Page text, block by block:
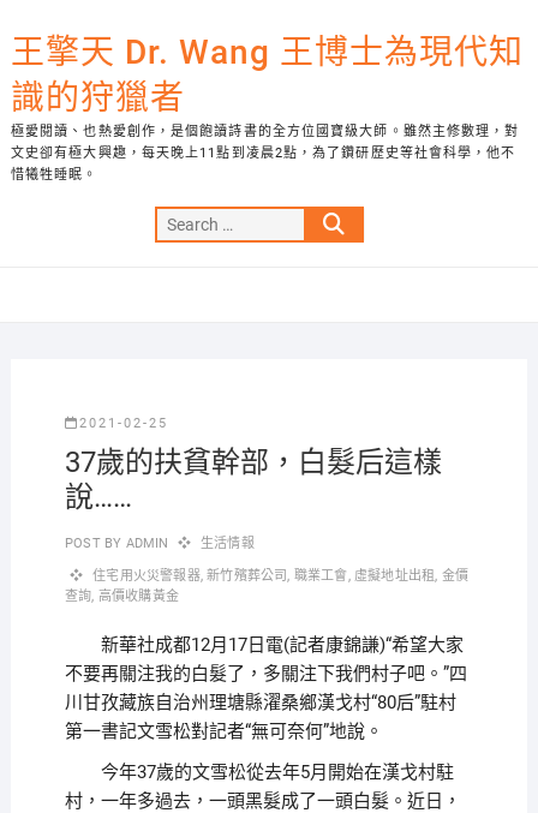
to
content
王擎天 Dr. Wang 王博士為現代知
識的狩獵者
極愛閱讀、也熱愛創作，是個飽讀詩書的全方位國寶級大師。雖然主修數理，對
文史卻有極大興趣，每天晚上11點到凌晨2點，為了鑽研歷史等社會科學，他不
惜犧牲睡眠。
Search
…
2021-02-25
37歲的扶貧幹部，白髮后這樣
說……
POST BY ADMIN 生活情報
住宅用火災警報器,新竹殯葬公司, 職業工會, 虛擬地址出租, 金價
查詢, 高價收購黃金
新華社成都12月17日電(記者康錦謙)“希望大家
不要再關注我的白髮了，多關注下我們村子吧。”四
川甘孜藏族自治州理塘縣濯桑鄉漢戈村“80后”駐村
第一書記文雪松對記者“無可奈何”地說。
今年37歲的文雪松從去年5月開始在漢戈村駐
村，一年多過去，一頭黑髮成了一頭白髮。近日，